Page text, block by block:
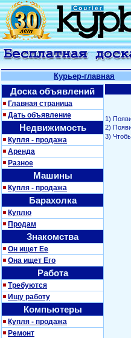
Курьер-главная
Доска объявлений
Главная страница
Дать объявление
Недвижимость
Купля - продажа
Аренда
Разное
Машины
Купля - продажа
Барахолка
Куплю
Продам
Знакомства
Он ищет Ее
Она ищет Его
Работа
Требуются
Ищу работу
Компьютеры
Купля - продажа
Ремонт
1)
2)
3)